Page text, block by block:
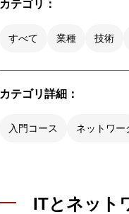
カテゴリ：
すべて 業種 技術
カテゴリ詳細：
入門コース ネットワー
ITとネット